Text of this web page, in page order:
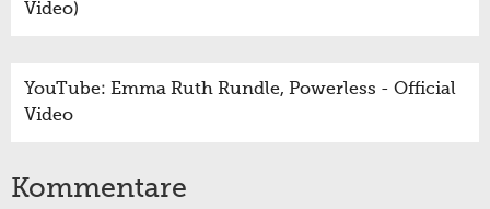
Video)
YouTube: Emma Ruth Rundle, Powerless - Official
Video
Kommentare